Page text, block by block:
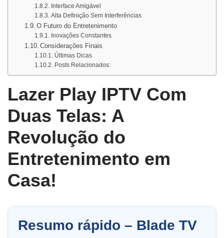
Interface Amigável
Alta Definição Sem Interferências
O Futuro do Entretenimento
Inovações Constantes
Considerações Finais
Últimas Dicas
Posts Relacionados:
Lazer Play IPTV Com
Duas Telas: A
Revolução do
Entretenimento em
Casa!
Resumo rápido – Blade TV